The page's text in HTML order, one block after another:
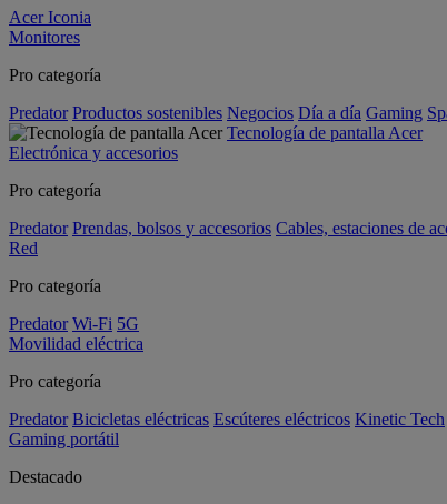
Acer Iconia
Monitores
Pro categoría
Predator Productos sostenibles Negocios Día a día Gaming
Tecnología de pantalla Acer
Electrónica y accesorios
Pro categoría
Predator Prendas, bolsos y accesorios Cables, estaciones de
Red
Pro categoría
Predator Wi-Fi 5G
Movilidad eléctrica
Pro categoría
Predator Bicicletas eléctricas Escúteres eléctricos Kinetic Tech
Gaming portátil
Destacado